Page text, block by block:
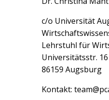
c/o Universität
Lehrstuhl für
Universitätsstr. 16
86159 Augsburg
Kontakt: